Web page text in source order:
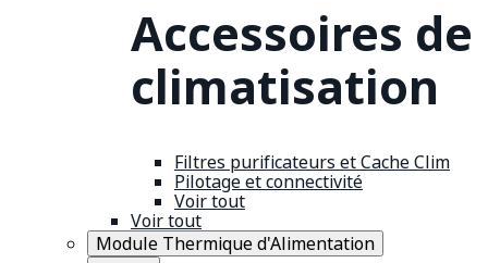
Accessoires de
climatisation
Filtres purificateurs et Cache Clim
Pilotage et connectivité
Voir tout
Voir tout
Module Thermique d'Alimentation